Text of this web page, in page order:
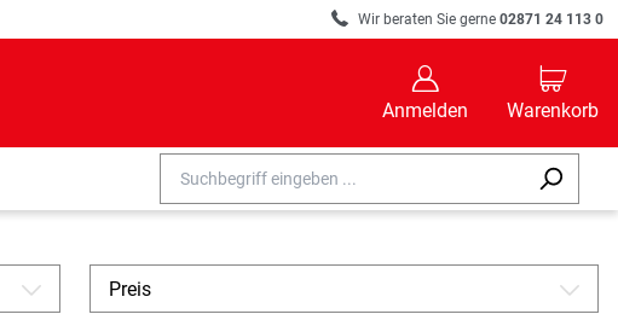
R Wir beraten Sie gerne 02871 24 113 0
B
Anmelden
C
Warenkorb
A Preis A